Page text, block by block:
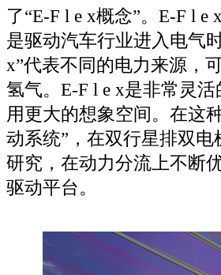
了“E-F l e x概念”。E-F l
是驱动汽车行业进入电气
x”代表不同的电力来源，
氢气。E-F l e x是非常灵
用更大的想象空间。在这
动系统”，在双行星排双
研究，在动力分流上不断
驱动平台。